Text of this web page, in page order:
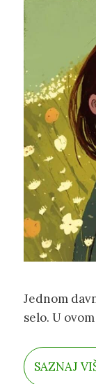
Jednom
selo. U
imenu Lora i
SAZNAJ